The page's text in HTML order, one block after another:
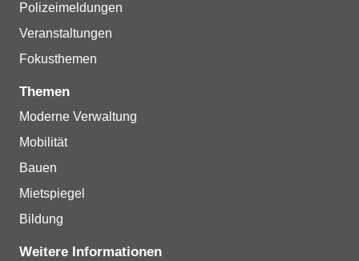
Polizeimeldungen
Veranstaltungen
Fokusthemen
Themen
Moderne Verwaltung
Mobilität
Bauen
Mietspiegel
Bildung
Weitere Informationen